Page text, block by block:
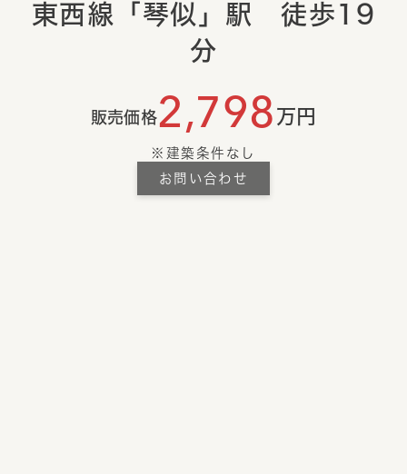
東西線「琴似」駅 徒歩19
分
販売価格2,798万円
建築条件なし
お問い合わせ